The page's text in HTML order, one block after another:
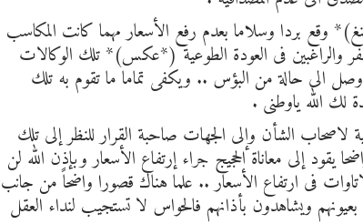
وقع بردا وسلاما بعدم رفع الأسعار مهما كانت المكاسب
والراغبين فى العودة الطوعية (*عكس)* تلك الوكالات
الى حالة من البؤس .. ويكفى تماما ما تقوم به تلك
لك الله ياوطنى .
لاصحاب الشأن وإلى الجهات صاحبة القرار للنظر إلى تلك
إلى معاناة الحجيج جراء إرتفاع الأسعار وبإذن الله لن
فى ارتفاع الأسعار .. علما هناك قصورا واضحاً من جانب
ويشاهدون بأذانهم فالحواس لا تستجيب لنداء العقل